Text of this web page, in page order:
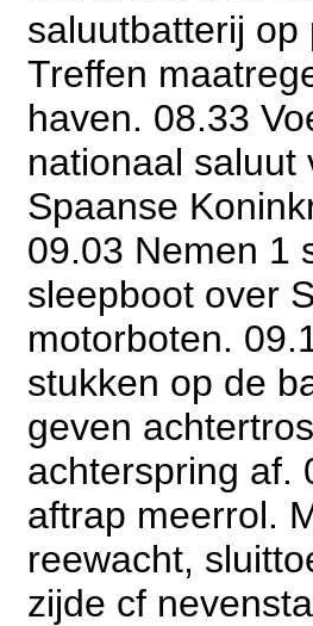
saluutbatterij
Treffen
haven. 08.33
nationaal saluut
Spaanse
09.03 Nemen 1
sleepboot over
motorboten.
stukken op de
geven
achterspring af.
aftrap meerrol.
reewacht,
zijde cf